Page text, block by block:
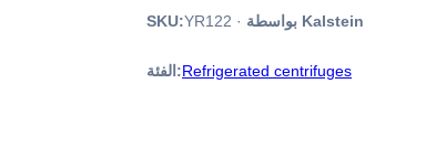
SKU:YR122 · بواسطة Kalstein
الفئة:Refrigerated centrifuges